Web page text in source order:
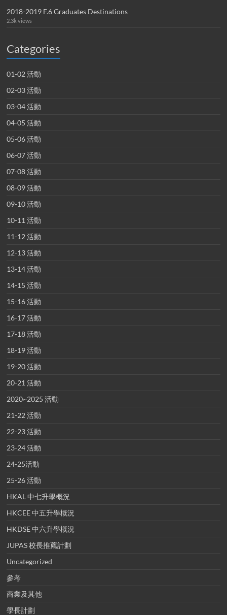
2018-2019 F.6 Graduates Destinations
2.3k views
Categories
01-02 活動
02-03 活動
03-04 活動
04-05 活動
05-06 活動
06-07 活動
07-08 活動
08-09 活動
09-10 活動
10-11 活動
11-12 活動
12-13 活動
13-14 活動
14-15 活動
15-16 活動
16-17 活動
17-18 活動
18-19 活動
19-20 活動
20-21 活動
2020~2025 活動
21-22 活動
22-23 活動
23-24 活動
24-25活動
25-26 活動
HKAL 中七升學概況
HKCEE 中五升學概況
HKDSE 中六升學概況
JUPAS 校長推薦計劃
Uncategorized
參考
商業及其他
學長計劃